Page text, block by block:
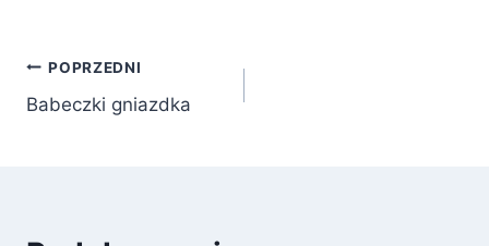
Nawigacja
wpisu
POPRZEDNI
Babeczki gniazdka